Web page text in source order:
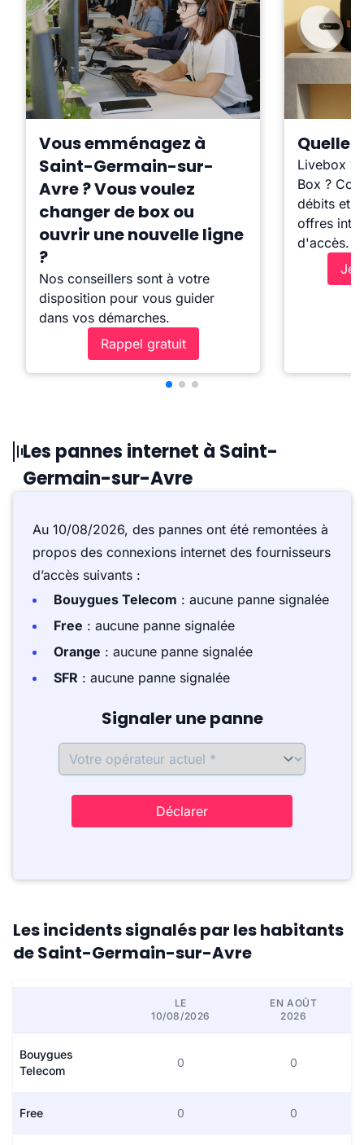
Vous emménagez à
Saint-Germain-sur-
Avre ? Vous voulez
changer de box ou
ouvrir une nouvelle ligne
?
Nos conseillers sont à votre
disposition pour vous guider
dans vos démarches.
Rappel gratuit
Quelle
Livebox ?
Box ?
débits et
offres
d'accès.
Je
Les pannes internet à Saint-
Germain-sur-Avre
Au 10/08/2026, des pannes ont été remontées à
propos des connexions internet des fournisseurs
d’accès suivants :
Bouygues Telecom : aucune panne signalée
Free : aucune panne signalée
Orange : aucune panne signalée
SFR : aucune panne signalée
Signaler une panne
Déclarer
Les incidents signalés par les habitants
de Saint-Germain-sur-Avre
LE
10/08/2026
EN AOÛT
2026
Bouygues
Telecom
0 0
Free 0 0